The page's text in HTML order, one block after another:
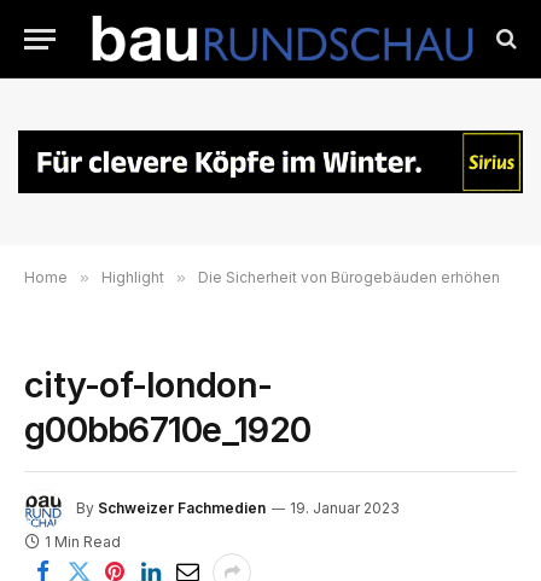
Home » Highlight » Die Sicherheit von Bürogebäuden erhöhen
city-of-london-
g00bb6710e_1920
By Schweizer Fachmedien
19. Januar 2023
1 Min Read